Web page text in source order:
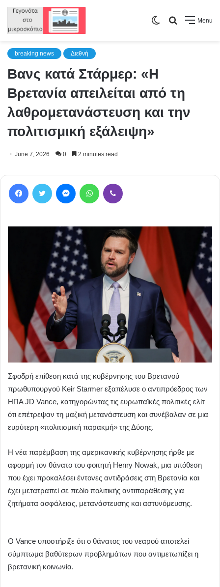
Menu
Search
Switch
breaking news Διεθνή
Βανς κατά Στάρμερ: «Η
Βρετανία απειλείται από τη
λαθρομετανάστευση και την
πολιτισμική εξάλειψη»
June 7, 2026 0 2 minutes read
Facebook Twitter MessengerWhatsApp
Σφοδρή επίθεση κατά της κυβέρνησης του Βρετανού
πρωθυπουργού Keir Starmer εξαπέλυσε ο αντιπρόεδρος των
ΗΠΑ JD Vance, κατηγορώντας τις ευρωπαϊκές πολιτικές ελίτ
ότι επέτρεψαν τη μαζική μετανάστευση και συνέβαλαν σε μια
ευρύτερη «πολιτισμική παρακμή» της Δύσης.
Η νέα παρέμβαση της αμερικανικής κυβέρνησης ήρθε με
αφορμή τον θάνατο του φοιτητή Henry Nowak, μια υπόθεση
που έχει προκαλέσει έντονες αντιδράσεις στη Βρετανία και
έχει μετατραπεί σε πεδίο πολιτικής αντιπαράθεσης για
ζητήματα ασφάλειας, μετανάστευσης και αστυνόμευσης.
Ο Vance υποστήριξε ότι ο θάνατος του νεαρού αποτελεί
σύμπτωμα βαθύτερων προβλημάτων που αντιμετωπίζει η
βρετανική κοινωνία.